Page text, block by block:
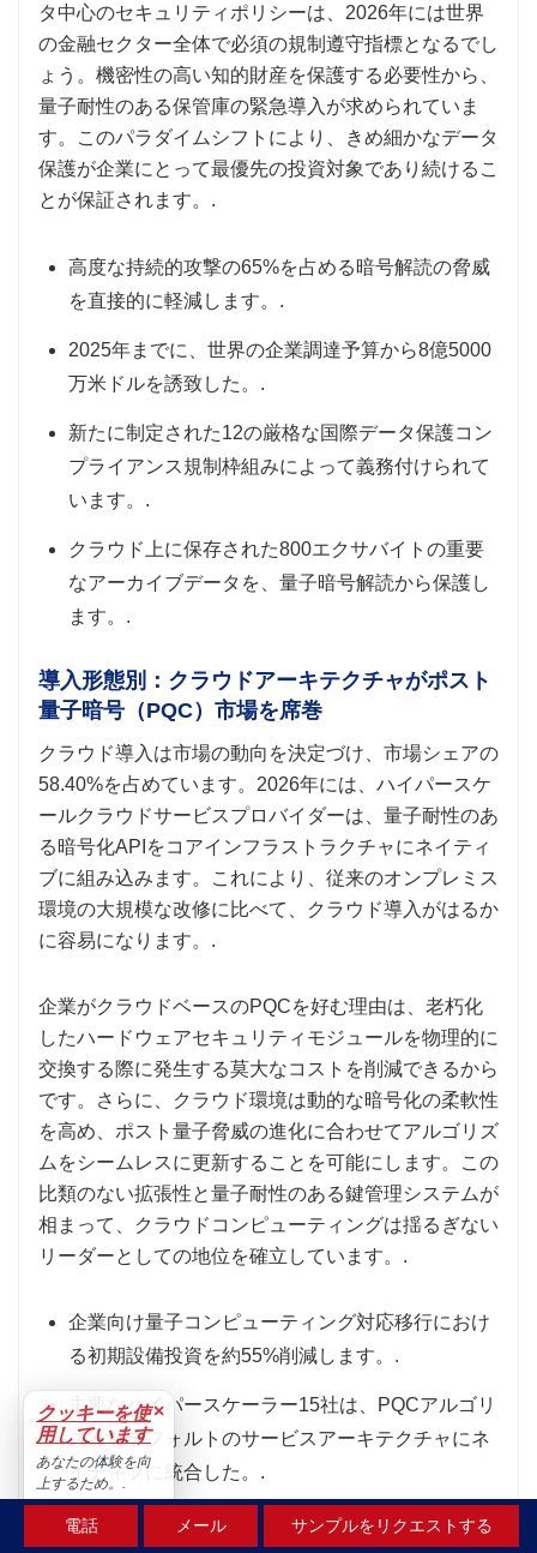
タ中心のセキュリティポリシーは、2026年には世界
の金融セクター全体で必須の規制遵守指標となるでし
ょう。機密性の高い知的財産を保護する必要性から、
量子耐性のある保管庫の緊急導入が求められていま
す。このパラダイムシフトにより、きめ細かなデータ
保護が企業にとって最優先の投資対象であり続けるこ
とが保証されます。.
高度な持続的攻撃の65%を占める暗号解読の脅威
を直接的に軽減します。.
2025年までに、世界の企業調達予算から8億5000
万米ドルを誘致した。.
新たに制定された12の厳格な国際データ保護コン
プライアンス規制枠組みによって義務付けられて
います。.
クラウド上に保存された800エクサバイトの重要
なアーカイブデータを、量子暗号解読から保護し
ます。.
導入形態別：クラウドアーキテクチャがポスト
量子暗号（PQC）市場を席巻
クラウド導入は市場の動向を決定づけ、市場シェアの
58.40%を占めています。2026年には、ハイパースケ
ールクラウドサービスプロバイダーは、量子耐性のあ
る暗号化APIをコアインフラストラクチャにネイティ
ブに組み込みます。これにより、従来のオンプレミス
環境の大規模な改修に比べて、クラウド導入がはるか
に容易になります。.
企業がクラウドベースのPQCを好む理由は、老朽化
し​​たハードウェアセキュリティモジュールを物理的に
交換する際に発生する莫大なコストを削減できるから
です。さらに、クラウド環境は動的な暗号化の柔軟性
を高め、ポスト量子脅威の進化に合わせてアルゴリズ
ムをシームレスに更新することを可能にします。この
比類のない拡張性と量子耐性のある鍵管理システムが
相まって、クラウドコンピューティングは揺るぎない
リーダーとしての地位を確立しています。.
企業向け量子コンピューティング対応移行におけ
る初期設備投資を約55%削減します。.
主要なハイパースケーラー15社は、PQCアルゴリ
ズムをデフォルトのサービスアーキテクチャにネ
イティブに統合した。.
自動化された集中型ソフトウェアパッチ適用メカ
電話 メール サンプルをリクエストする
クッキーを使
用しています
×
あなたの体験を向
上するため。.
受け入れる